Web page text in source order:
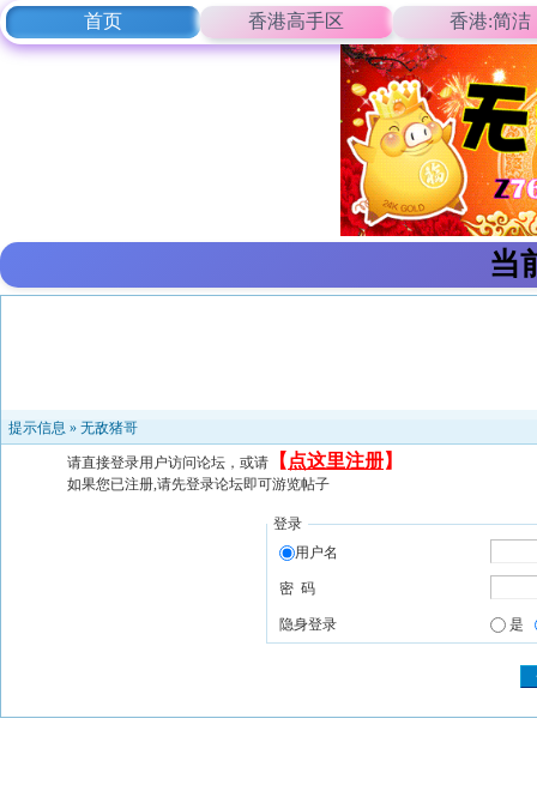
首页 香港高手区 香港:简洁
当
提示信息 » 无敌猪哥
请直接登录用户访问论坛，或请 【 点这里注册】
如果您已注册,请先登录论坛即可游览帖子
登录
用户名
密 码
隐身登录 是